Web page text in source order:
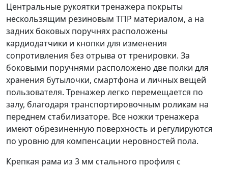
Центральные рукоятки тренажера покрыты
нескользящим резиновым ТПР материалом, а на
задних боковых поручнях расположены
кардиодатчики и кнопки для изменения
сопротивления без отрыва от тренировки. За
боковыми поручнями расположено две полки для
хранения бутылочки, смартфона и личных вещей
пользователя. Тренажер легко перемещается по
залу, благодаря транспортировочным роликам на
переднем стабилизаторе. Все ножки тренажера
имеют обрезиненную поверхность и регулируются
по уровню для компенсации неровностей пола.
Крепкая рама из 3 мм стального профиля с